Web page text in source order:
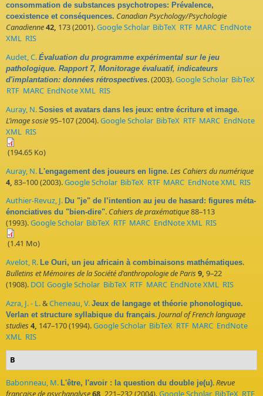
consommation de substances psychotropes: Prévalence,
coexistence et conséquences. Canadian Psychology/Psychologie
Canadienne42, 173 (2001).Google Scholar BibTeX RTF MARC EndNote
XML RIS
Audet, C. Évaluation du programme expérimental sur le jeu
pathologique. Rapport 7, Monitorage évaluatif, indicateurs
d'implantation: données rétrospectives. (2003).Google Scholar BibTeX
RTF MARC EndNote XML RIS
Auray, N. Sosies et avatars dans les jeux: entre écriture et image.
L’image sosie95–107 (2004).Google Scholar BibTeX RTF MARC EndNote
XML RIS
(194.65 Ko)
Auray, N. L'engagement des joueurs en ligne.Les Cahiers du numérique
4, 83–100 (2003).Google Scholar BibTeX RTF MARC EndNote XML RIS
Authier-Revuz, J. Du "je" de l’intention au jeu de hasard: figures méta-
énonciatives du "bien-dire". Cahiers de praxématique88–113
(1993).Google Scholar BibTeX RTF MARC EndNote XML RIS
(1.41 Mo)
Avelot, R. Le Ouri, un jeu africain à combinaisons mathématiques.
Bulletins et Mémoires de la Société d'anthropologie de Paris 9, 9–22
(1908). DOI Google Scholar BibTeX RTF MARC EndNote XML RIS
Azra, J. - L.&Cheneau, V. Jeux de langage et théorie phonologique.
Verlan et structure syllabique du français.Journal of French language
studies 4, 147–170 (1994).Google Scholar BibTeX RTF MARC EndNote
XML RIS
B
Babonneau, M. L'être, l'avoir : la question du double je(u).Revue